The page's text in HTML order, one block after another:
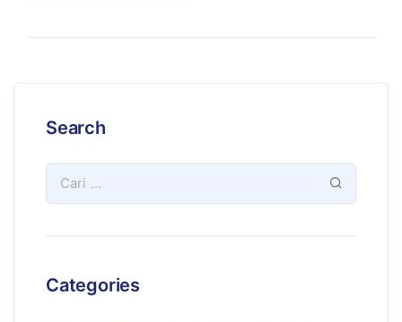
Search
Categories